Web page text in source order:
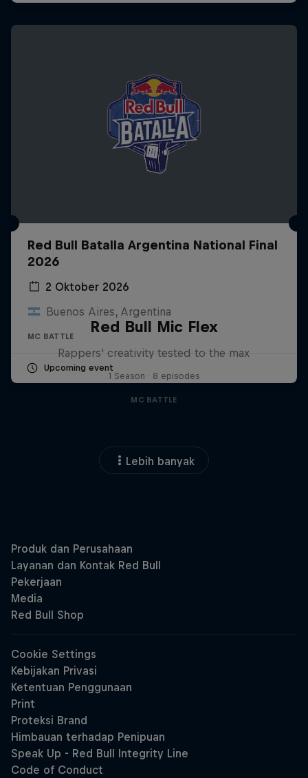
Red Bull Batalla Argentina National Final
2026
2 Oktober 2026
Buenos Aires, Argentina
MC BATTLE
Upcoming event
Red Bull Mic Flex
Rappers' creativity tested to the max
1 Season · 8 episodes
MC BATTLE
Lebih banyak